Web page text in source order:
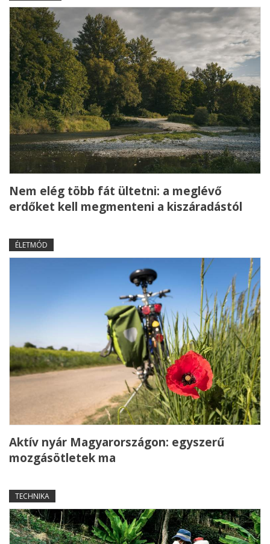
Nem elég több fát ültetni: a meglévő
erdőket kell megmenteni a kiszáradástól
ÉLETMÓD
Aktív nyár Magyarországon: egyszerű
mozgásötletek ma
TECHNIKA